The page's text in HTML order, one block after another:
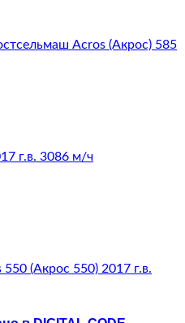
Асrоs (Акрос) 585
г.в. 3086 м/ч
(Акрос 550) 2017 г.в.